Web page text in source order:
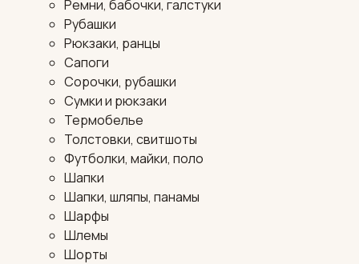
Ремни, бабочки, галстуки
Рубашки
Рюкзаки, ранцы
Сапоги
Сорочки, рубашки
Сумки и рюкзаки
Термобелье
Толстовки, свитшоты
Футболки, майки, поло
Шапки
Шапки, шляпы, панамы
Шарфы
Шлемы
Шорты